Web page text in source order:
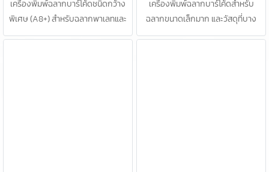
เครื่องพิมพ์ฉลากบาร์โค้ดชนิดกว้าง
พิเศษ (A8+) สำหรับฉลากพาเลทและ
และบาร์เรล
เครื่องพิมพ์ฉลากบาร์โค้ดสำหรับ
ฉลากขนาดเล็กมาก และวัสดุที่บาง